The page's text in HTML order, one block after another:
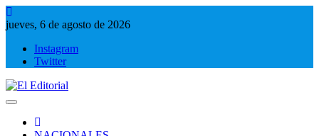
Saltar
al
jueves, 6 de agosto de 2026
Instagram
Twitter